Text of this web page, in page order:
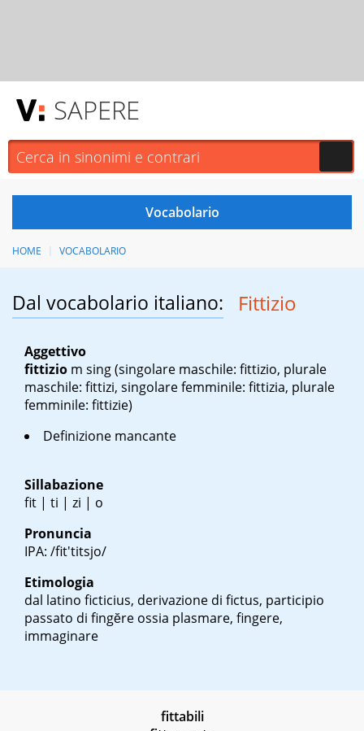
SAPERE
HOME VOCABOLARIO
Dal vocabolario italiano: Fittizio
Aggettivo
fittizio m sing(singolare maschile: fittizio, plurale
maschile: fittizi, singolare femminile: fittizia, plurale
femminile: fittizie)
Definizione mancante
Sillabazione
fit | ti | zi | o
Pronuncia
IPA: /fit'titsjo/
Etimologia
dal latino ficticius, derivazione di fictus, participio
passato di fingĕre ossia plasmare, fingere,
immaginare
fittabili